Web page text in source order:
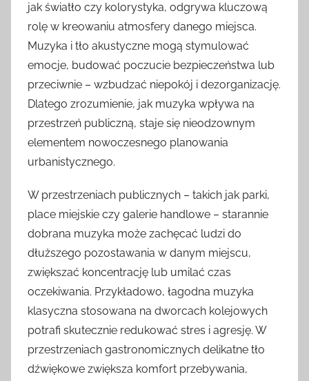
jak światło czy kolorystyka, odgrywa kluczową
rolę w kreowaniu atmosfery danego miejsca.
Muzyka i tło akustyczne mogą stymulować
emocje, budować poczucie bezpieczeństwa lub
przeciwnie – wzbudzać niepokój i dezorganizację.
Dlatego zrozumienie, jak muzyka wpływa na
przestrzeń publiczną, staje się nieodzownym
elementem nowoczesnego planowania
urbanistycznego.
W przestrzeniach publicznych – takich jak parki,
place miejskie czy galerie handlowe – starannie
dobrana muzyka może zachęcać ludzi do
dłuższego pozostawania w danym miejscu,
zwiększać koncentrację lub umilać czas
oczekiwania. Przykładowo, łagodna muzyka
klasyczna stosowana na dworcach kolejowych
potrafi skutecznie redukować stres i agresję. W
przestrzeniach gastronomicznych delikatne tło
dźwiękowe zwiększa komfort przebywania,